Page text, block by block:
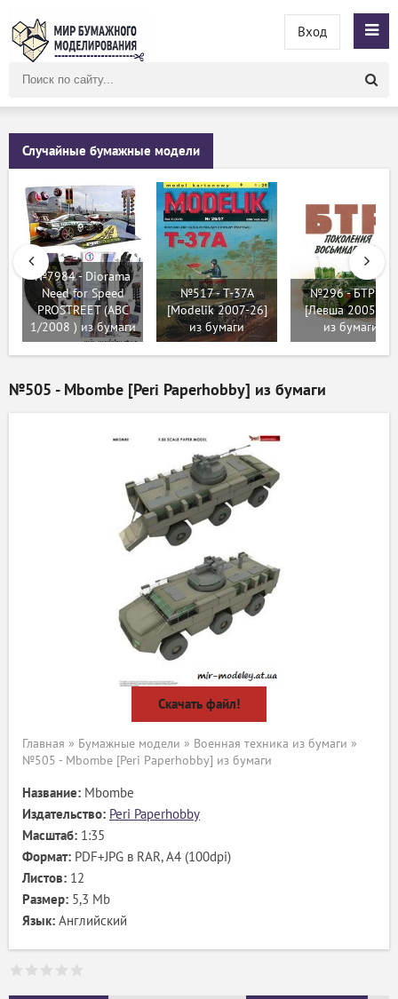
сайту
Вход
Случайные бумажные модели
№7984 - Diorama
Need for Speed
PROSTREET (ABC
1/2008 ) из бумаги
№517 - T-37A
[Modelik 2007-26]
из бумаги
№296 - БТР 80
[Левша 2005-04]
из бумаги
№505 - Mbombe [Peri Paperhobby] из бумаги
Скачать файл!
Главная » Бумажные модели » Военная техника из бумаги »
№505 - Mbombe [Peri Paperhobby] из бумаги
Название: Mbombe
Издательство: Peri Paperhobby
Масштаб: 1:35
Формат: PDF+JPG в RAR, А4 (100dpi)
Листов: 12
Размер: 5,3 Mb
Язык: Английский